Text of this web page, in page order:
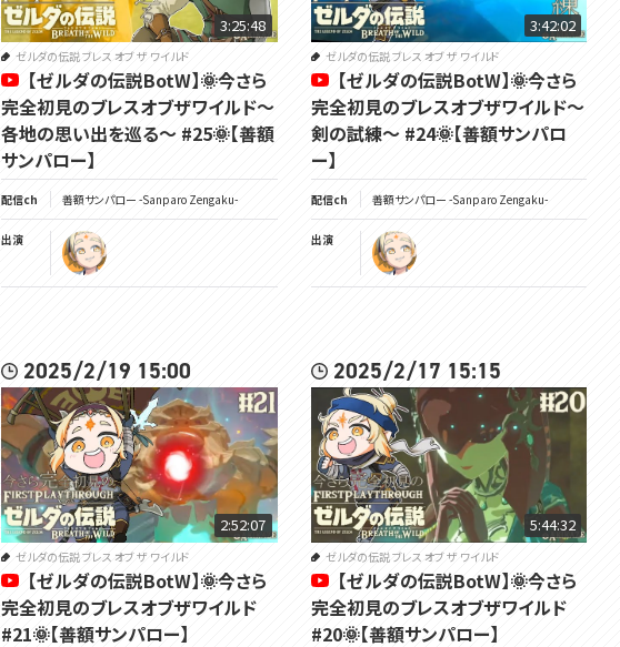
わくわくが、抑えられないよ...僕はッ!!!!!!!!!!!!!!!!!!
※楽しく視聴してもらうための注意※
サンパローは完全初見で今回のブレワイに挑みます。
ブレスオブザワイルドは謎解き、戦闘、ステージ攻略や探索まで何もかもが
初見だからこそ面白い要素がこれでもかと、詰め込まれています。
サンパロー自身も初見のゲームを悩んだり、考えたり、苦しんだりしつつもプ
レイする事にとても価値を感じているので、基本的には助言やヒント、匂わ
せ等のネタバレ要素を含みそうな発言はぐっとこらえて視聴して下さい☀
あっ、と思ったコメントには厳しく注意する事もあるので、皆が楽しく視聴出
来るよう、ご協力お願いします。
Special Thanks
@あきかぜサン
━━━━━━━━━━━━━━━━━━━━━━━━━━━━━━━
━━━━
🌞笑顔になるTwitter☟
https://twitter.com/Sanparo_Z
🌞チャンネル登録と高評価を...押せェーーーｯ☟
https://www.youtube.com/@UCIEBSYfCdoSwkeWu9Odhkgg
🌞VOMS公式HP☟
3:25:48
ゼルダの伝説 ブレス オブ ザ ワイルド
【ゼルダの伝説BotW】🌞今さら
完全初見のブレスオブザワイルド～
各地の思い出を巡る～ #25🌞【善額
サンパロー】
配信ch 善額サンパロー -Sanparo Zengaku-
出演
3:42:02
ゼルダの伝説 ブレス オブ ザ ワイルド
【ゼルダの伝説BotW】🌞今さら
完全初見のブレスオブザワイルド～
剣の試練～ #24🌞【善額サンパロ
ー】
配信ch 善額サンパロー -Sanparo Zengaku-
出演
2025/2/19 15:00
2:52:07
ゼルダの伝説 ブレス オブ ザ ワイルド
【ゼルダの伝説BotW】🌞今さら
完全初見のブレスオブザワイルド
#21🌞【善額サンパロー】
2025/2/17 15:15
5:44:32
ゼルダの伝説 ブレス オブ ザ ワイルド
【ゼルダの伝説BotW】🌞今さら
完全初見のブレスオブザワイルド
#20🌞【善額サンパロー】